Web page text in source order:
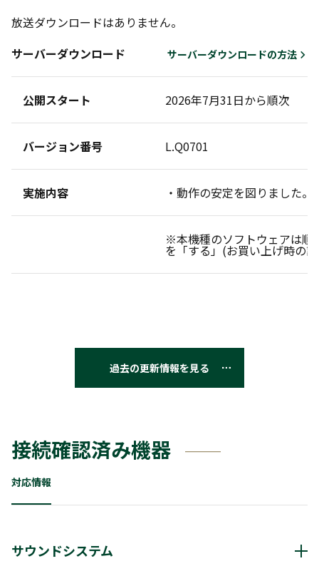
放送ダウンロードはありません。
サーバーダウンロード
サーバーダウンロードの方法
公開スタート 2026年7月31日から順次
バージョン番号 L.Q0701
実施内容 ・動作の安定を図りました。
※本機種のソフトウェアは順
を「する」(お買い上げ時の
過去の更新情報を見る
接続確認済み機器
対応情報
サウンドシステム